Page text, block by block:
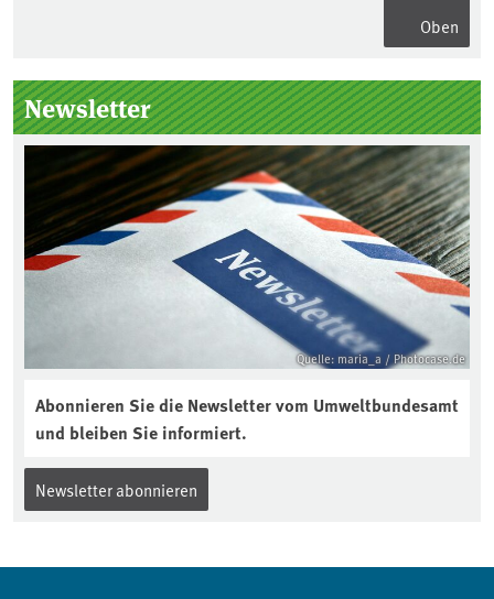
Oben
Seitenleiste
Newsletter
Quelle: maria_a / Photocase.de
Abonnieren Sie die Newsletter vom Umweltbundesamt
und bleiben Sie informiert.
Newsletter abonnieren